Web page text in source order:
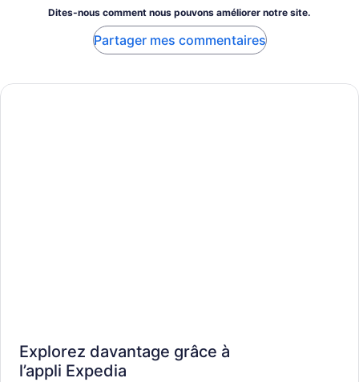
Dites-nous comment nous pouvons améliorer notre site.
Partager mes commentaires
Explorez davantage grâce à
l’appli Expedia